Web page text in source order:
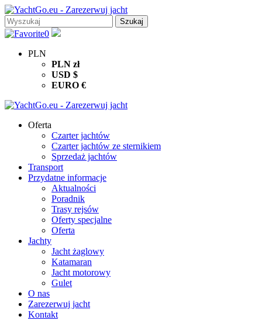
0
PLN
PLN zł
USD $
EURO €
Oferta
Czarter jachtów
Czarter jachtów ze sternikiem
Sprzedaż jachtów
Transport
Przydatne informacje
Aktualności
Poradnik
Trasy rejsów
Oferty specjalne
Oferta
Jachty
Jacht żaglowy
Katamaran
Jacht motorowy
Gulet
O nas
Zarezerwuj jacht
Kontakt